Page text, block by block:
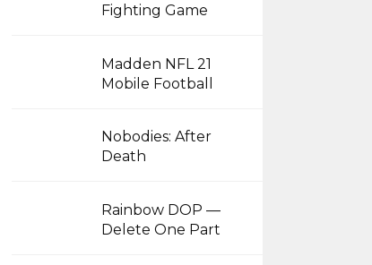
Fighting Game
Madden NFL 21
Mobile Football
Nobodies: After
Death
Rainbow DOP —
Delete One Part